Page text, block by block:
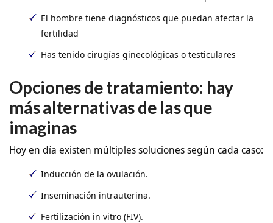
El hombre tiene diagnósticos que puedan afectar la
fertilidad
Has tenido cirugías ginecológicas o testiculares
Opciones de tratamiento: hay
más alternativas de las que
imaginas
Hoy en día existen múltiples soluciones según cada caso:
Inducción de la ovulación.
Inseminación intrauterina.
Fertilización in vitro (FIV).